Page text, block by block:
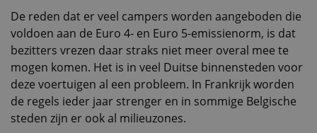
De reden dat er veel campers worden aangeboden die
voldoen aan de Euro 4- en Euro 5-emissienorm, is dat
bezitters vrezen daar straks niet meer overal mee te
mogen komen. Het is in veel Duitse binnensteden voor
deze voertuigen al een probleem. In Frankrijk worden
de regels ieder jaar strenger en in sommige Belgische
steden zijn er ook al milieuzones.